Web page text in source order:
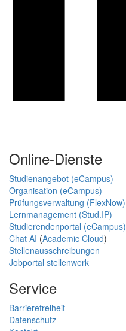
Online-Dienste
Studienangebot (eCampus)
Organisation (eCampus)
Prüfungsverwaltung (FlexNow)
Lernmanagement (Stud.IP)
Studierendenportal (eCampus)
Chat AI (Academic Cloud)
Stellenausschreibungen
Jobportal stellenwerk
Service
Barrierefreiheit
Datenschutz